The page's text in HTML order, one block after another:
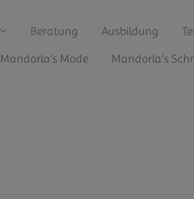
Beratung Ausbildung
Mandorla’s Mode Mandorla’s